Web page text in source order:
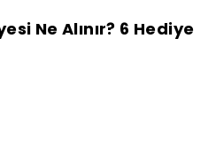
Ne Alınır? 6 Hediye